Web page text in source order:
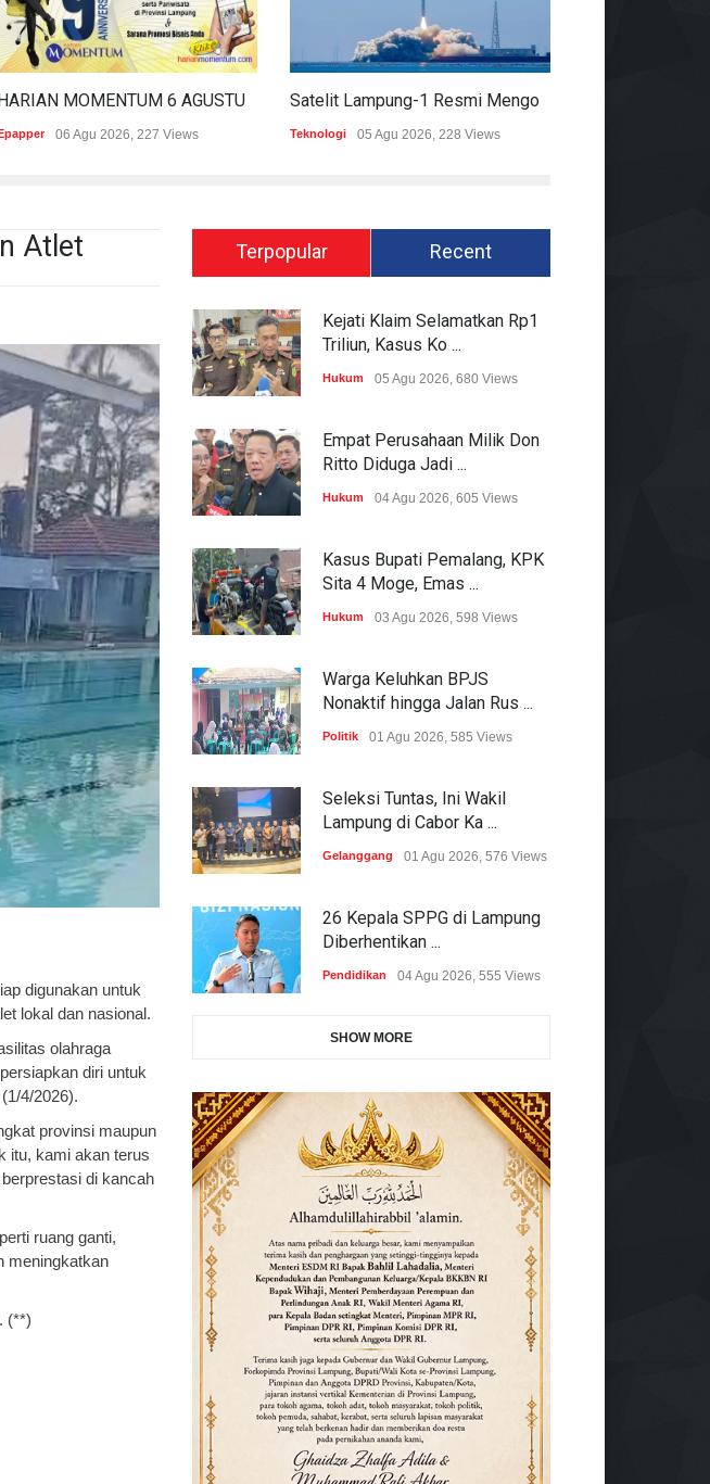
06 Agu 2026, 227 Views Teknologi 05 Agu 2026, 228 Views
Atlet
digunakan untuk
lokal dan nasional.
olahraga
diri untuk
4/2026).
provinsi maupun
itu, kami akan terus
di kancah
ruang ganti,
meningkatkan
(**)
Terpopular Recent
Kejati Klaim Selamatkan Rp1
Triliun, Kasus Ko ...
Hukum 05 Agu 2026, 680 Views
Empat Perusahaan Milik Don
Ritto Diduga Jadi ...
Hukum 04 Agu 2026, 605 Views
Kasus Bupati Pemalang, KPK
Sita 4 Moge, Emas ...
Hukum 03 Agu 2026, 598 Views
Warga Keluhkan BPJS
Nonaktif hingga Jalan Rus ...
Politik 01 Agu 2026, 585 Views
Seleksi Tuntas, Ini Wakil
Lampung di Cabor Ka ...
Gelanggang 01 Agu 2026, 576 Views
26 Kepala SPPG di Lampung
Diberhentikan ...
Pendidikan 04 Agu 2026, 555 Views
SHOW MORE